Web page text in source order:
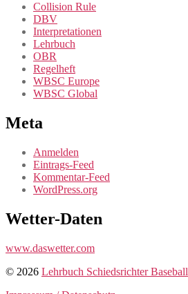
Collision Rule
DBV
Interpretationen
Lehrbuch
OBR
Regelheft
WBSC Europe
WBSC Global
Meta
Anmelden
Eintrags-Feed
Kommentar-Feed
WordPress.org
Wetter-Daten
www.daswetter.com
© 2026 Lehrbuch Schiedsrichter Baseball